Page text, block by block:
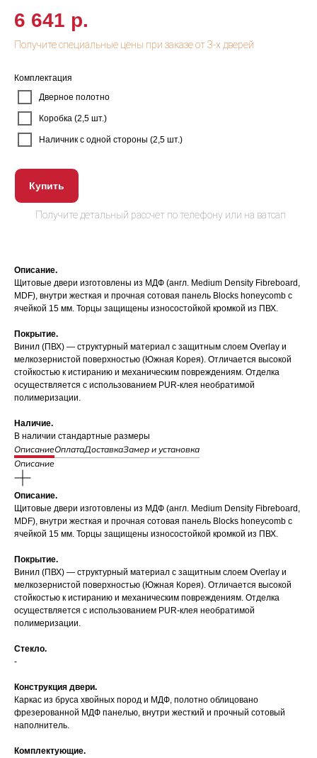
6 641 р.
Комплектация
Дверное полотно
Коробка (2,5 шт.)
Наличник с одной стороны (2,5 шт.)
Купить
Описание.
Щитовые двери изготовлены из МДФ (англ. Medium Density Fibreboard,
MDF), внутри жесткая и прочная сотовая панель Blocks honeycomb с
ячейкой 15 мм. Торцы защищены износостойкой кромкой из ПВХ.
Покрытие.
Винил (ПВХ) — структурный материал с защитным слоем Overlay и
мелкозернистой поверхностью (Южная Корея). Отличается высокой
стойкостью к истиранию и механическим повреждениям. Отделка
осуществляется с использованием PUR-клея необратимой
полимеризации.
Наличие.
В наличии стандартные размеры
ОписаниеОплатаДоставкаЗамер и установка
Описание
Описание.
Щитовые двери изготовлены из МДФ (англ. Medium Density Fibreboard,
MDF), внутри жесткая и прочная сотовая панель Blocks honeycomb с
ячейкой 15 мм. Торцы защищены износостойкой кромкой из ПВХ.
Покрытие.
Винил (ПВХ) — структурный материал с защитным слоем Overlay и
мелкозернистой поверхностью (Южная Корея). Отличается высокой
стойкостью к истиранию и механическим повреждениям. Отделка
осуществляется с использованием PUR-клея необратимой
полимеризации.
Стекло.
-
Конструкция двери.
Каркас из бруса хвойных пород и МДФ, полотно облицовано
фрезерованной МДФ панелью, внутри жесткий и прочный сотовый
наполнитель.
Комплектующие.